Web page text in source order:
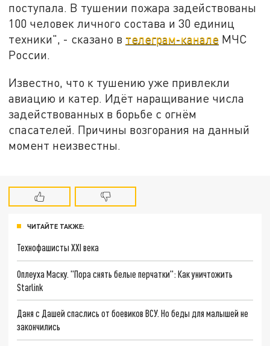
поступала. В тушении пожара задействованы
100 человек личного состава и 30 единиц
техники", - сказано в телеграм-канале МЧС
России.
Известно, что к тушению уже привлекли
авиацию и катер. Идёт наращивание числа
задействованных в борьбе с огнём
спасателей. Причины возгорания на данный
момент неизвестны.
ЧИТАЙТЕ ТАКЖЕ:
Технофашисты XXI века
Оплеуха Маску. "Пора снять белые перчатки": Как уничтожить
Starlink
Даня с Дашей спаслись от боевиков ВСУ. Но беды для малышей не
закончились